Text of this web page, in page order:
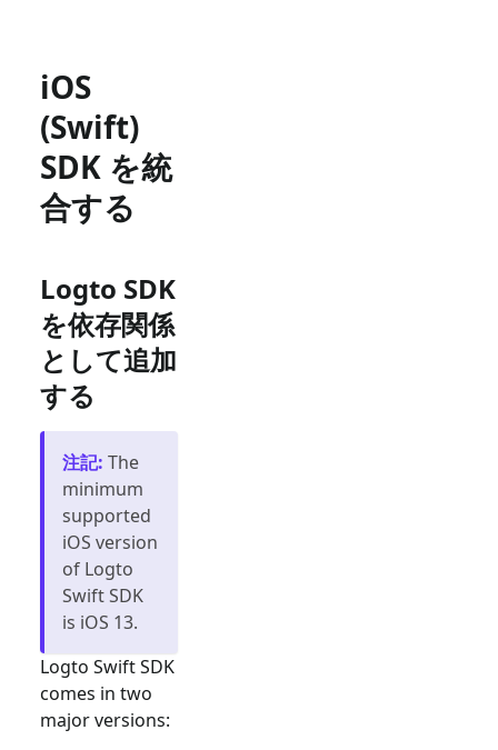
iOS
(Swift)
SDK を統
合する
Logto SDK
を依存関係
として追加
する
注記: The
minimum
supported
iOS version
of Logto
Swift SDK
is iOS 13.
Logto Swift SDK
comes in two
major versions: